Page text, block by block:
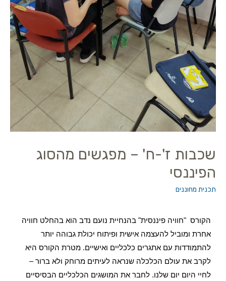
שכבות ז'-ח' – מפגשים מהסוג
הפיננסי
תכנית מחוננים
הקורס "חוויה פיננסית" בהנחיית נועם נדב הוא בהחלט חוויה
אחרת ומוביל להעצמה אישית ופיתוח יכולת גבוהה יותר
להתמודדות עם אתגרים כלכליים ואישיים. מטרת הקורס היא
לקרב את עולם הכלכלה שנראה לעיתים מרוחק ולא ברור –
לחיי היום יום שלנו. לחבר את המושגים הכלכליים הבסיסיים